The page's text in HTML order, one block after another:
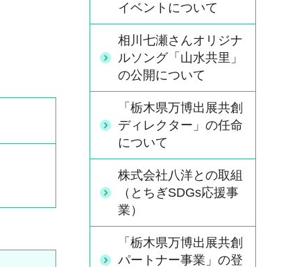
イベントについて
相川七瀬さんオリジナ
ルソング「山水共里」
の公開について
「栃木県万博出展共創
ディレクター」の任命
について
株式会社八洋との取組
（とちぎSDGs応援事
業）
「栃木県万博出展共創
パートナー事業」の登